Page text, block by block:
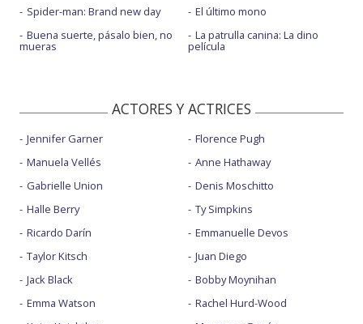
Spider-man: Brand new day
Buena suerte, pásalo bien, no
mueras
El último mono
La patrulla canina: La dino
película
ACTORES Y ACTRICES
Jennifer Garner
Manuela Vellés
Gabrielle Union
Halle Berry
Ricardo Darín
Taylor Kitsch
Jack Black
Emma Watson
Florence Pugh
Anne Hathaway
Denis Moschitto
Ty Simpkins
Emmanuelle Devos
Juan Diego
Bobby Moynihan
Rachel Hurd-Wood